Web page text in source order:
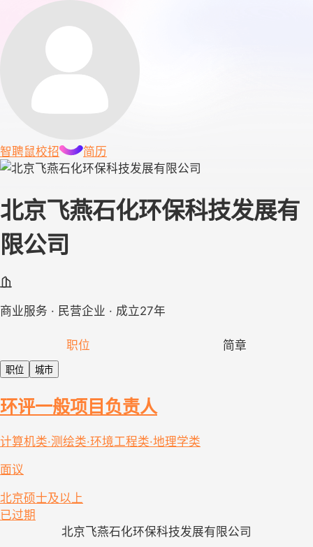
智聘鼠校招 简历
北京飞燕石化环保科技发展有
限公司
商业服务 · 民营企业 · 成立27年
职位 简章
职位 城市
环评一般项目负责人
计算机类·测绘类·环境工程类·地理学类
面议
北京硕士及以上
已过期
北京飞燕石化环保科技发展有限公司